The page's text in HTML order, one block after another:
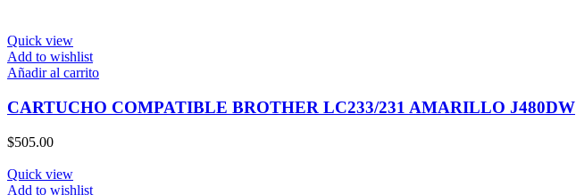
Quick view
Add to wishlist
Añadir al carrito
CARTUCHO COMPATIBLE BROTHER LC233/231 AMARILLO J480DW
$505.00
Quick view
Add to wishlist